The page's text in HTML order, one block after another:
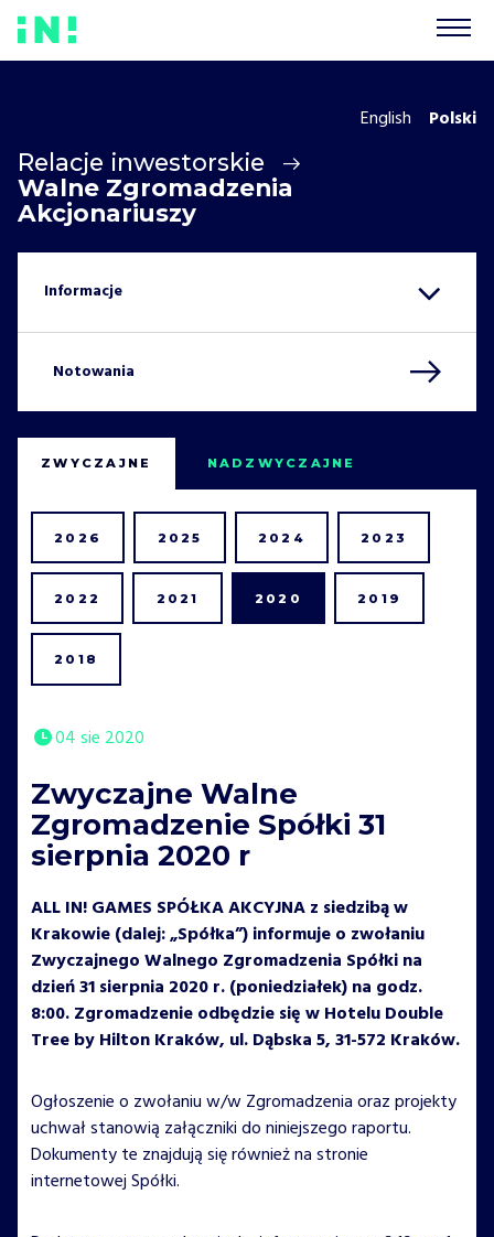
Relacje inwestorskie
Walne Zgromadzenia
Akcjonariuszy
English Polski
Notowania
ZWYCZAJNE NADZWYCZAJNE
2026 2025 2024 2023
2022 2021 2020 2019
2018
04 sie 2020
Zwyczajne Walne
Zgromadzenie Spółki 31
sierpnia 2020 r
ALL IN! GAMES SPÓŁKA AKCYJNA z siedzibą w
Krakowie (dalej: „Spółka”) informuje o zwołaniu
Zwyczajnego Walnego Zgromadzenia Spółki na
dzień 31 sierpnia 2020 r. (poniedziałek) na godz.
8:00. Zgromadzenie odbędzie się w Hotelu Double
Tree by Hilton Kraków, ul. Dąbska 5, 31-572 Kraków.
Ogłoszenie o zwołaniu w/w Zgromadzenia oraz projekty
uchwał stanowią załączniki do niniejszego raportu.
Dokumenty te znajdują się również na stronie
internetowej Spółki.